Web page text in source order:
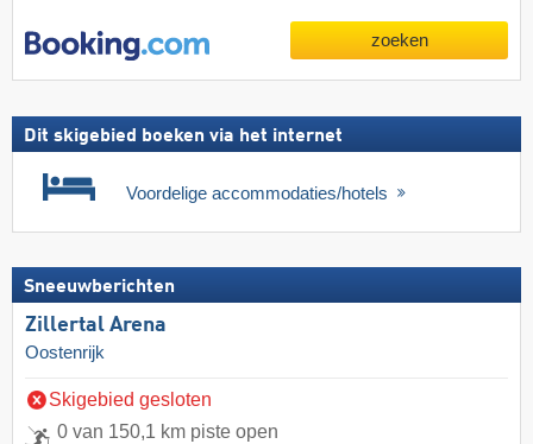
zoeken
Dit skigebied boeken via het internet
Voordelige accommodaties/hotels
Sneeuwberichten
Zillertal Arena
Oostenrijk
Skigebied gesloten
0 van 150,1 km piste open